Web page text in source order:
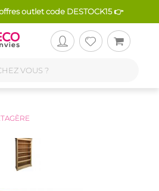
outlet code DESTOCK15 👉